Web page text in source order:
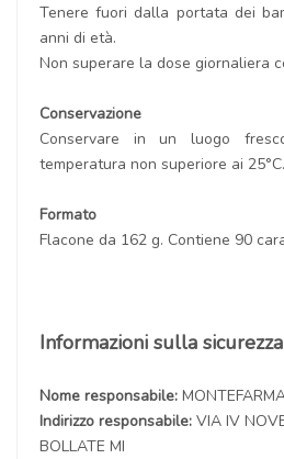
Tenere fuori dalla portata dei
anni di età.
Non superare la dose giornaliera
Conservazione
Conservare in un luogo
temperatura non superiore ai 25°C.
Formato
Flacone da 162 g. Contiene 90
Informazioni sulla sicurezza
Nome responsabile:
Indirizzo responsabile: VIA IV
BOLLATE MI